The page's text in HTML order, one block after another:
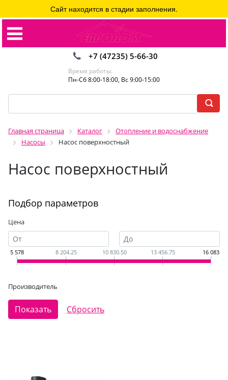
+7 (47235) 5-66-30
Время работы:
Пн-Сб 8:00-18:00, Вс 9:00-15:00
Главная страница Каталог
Отопление и водоснабжение
Насосы
Насос поверхностный
Насос поверхностный
Сайт находится в стадии заполнения.
Подбор параметров
Цена
5 578 8 204.25 10 830.50 13 456.75 16 083
Производитель